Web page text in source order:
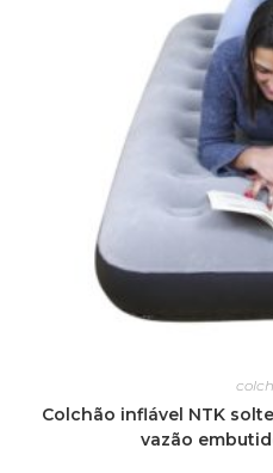
Colchão inflável NTK
vazão